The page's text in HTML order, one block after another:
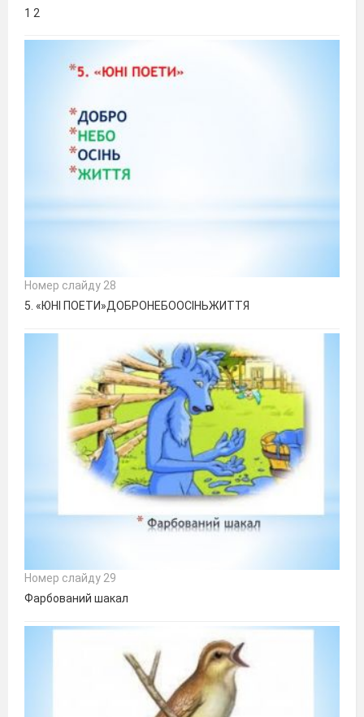
1 2
Номер слайду 28
5. «ЮНІ ПОЕТИ»ДОБРОНЕБООСІНЬЖИТТЯ
Номер слайду 29
Фарбований шакал